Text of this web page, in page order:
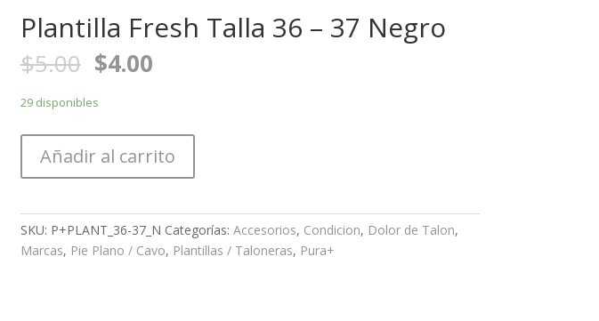
Plantilla Fresh Talla 36 – 37 Negro
$5.00 $4.00
29 disponibles
Añadir al carrito
SKU: P+PLANT_36-37_N Categorías: Accesorios, Condicion, Dolor de Talon,
Marcas, Pie Plano / Cavo, Plantillas / Taloneras, Pura+